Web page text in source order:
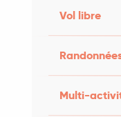
Vol libre
Multi-
et